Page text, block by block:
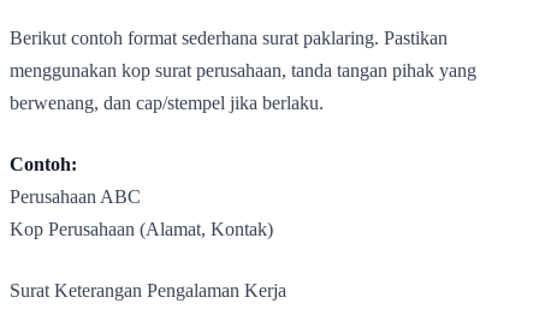
Berikut contoh format sederhana surat paklaring. Pastikan
menggunakan kop surat perusahaan, tanda tangan pihak yang
berwenang, dan cap/stempel jika berlaku.
Contoh:
Perusahaan ABC
Kop Perusahaan (Alamat, Kontak)
Surat Keterangan Pengalaman Kerja